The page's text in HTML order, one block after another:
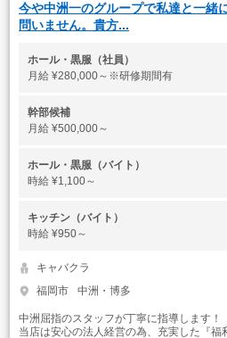
今や中洲一のグループで私達と一緒
問いません。貴方...
ホール・黒服（社員）
月給 ¥280,000～※研修期間有
幹部候補
月給 ¥500,000～
ホール・黒服（バイト）
時給 ¥1,100～
キッチン（バイト）
時給 ¥950～
キャバクラ
福岡市
中洲・博多
中洲屈指のスタッフが丁寧に指導します！
当店は安心の法人経営の為、充実した『福